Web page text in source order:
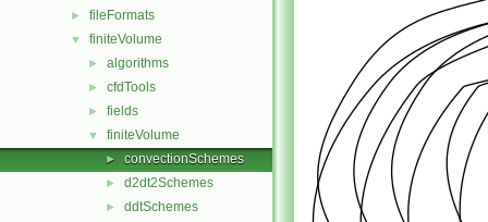
► fileFormats
▼ finiteVolume
► algorithms
► cfdTools
► fields
▼ finiteVolume
► convectionSchemes
► d2dt2Schemes
► ddtSchemes